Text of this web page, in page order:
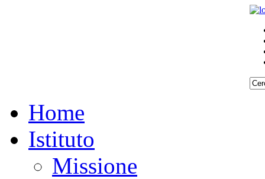
Home
Istituto
Missione